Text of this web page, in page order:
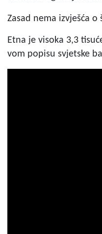
Zasad nema izvješća
Etna je visoka 3,3
vom popisu svjetske